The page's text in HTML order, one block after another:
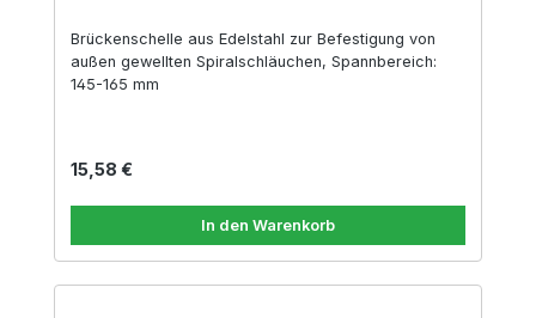
Brückenschelle aus Edelstahl zur Befestigung von
außen gewellten Spiralschläuchen, Spannbereich:
145-165 mm
Regulärer Preis:
15,58 €
In den Warenkorb